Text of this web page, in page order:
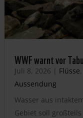
WWF warnt vor
Juli 8, 2026 | Flüsse,
Aussendung
Wasser aus
Gebiet soll